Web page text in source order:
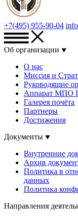
+7(495) 955-90-04
Об организации
О нас
Миссия и
Руководящие
Аппарат МПО
Галерея почёта
Партнеры
Достижения
Документы
Внутренние
Архив
Политика в
данных
Политика
Направления